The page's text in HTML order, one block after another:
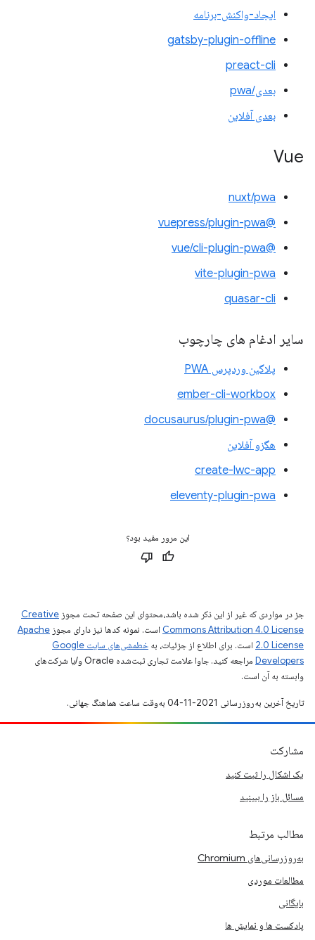
ایجاد-واکنش-برنامه
gatsby-plugin-offline
preact-cli
بعدی/pwa
بعدی آفلاین
Vue
nuxt/pwa
@vuepress/plugin-pwa
@vue/cli-plugin-pwa
vite-plugin-pwa
quasar-cli
سایر ادغام های چارچوب
پلاگین وردپرس PWA
ember-cli-workbox
@docusaurus/plugin-pwa
هگزو آفلاین
create-lwc-app
eleventy-plugin-pwa
این مرور مفید بود؟
جز در مواردی که غیر از این ذکر شده باشد،‌محتوای این صفحه تحت مجوز Creative
Commons Attribution 4.0 License است. نمونه کدها نیز دارای مجوز Apache
2.0 License است. برای اطلاع از جزئیات، به
خطمشی‌های سایت Google
Developers‏
مراجعه کنید. جاوا علامت تجاری ثبت‌شده Oracle و/یا شرکت‌های
وابسته به آن است.
تاریخ آخرین به‌روزرسانی 2021-11-04 به‌وقت ساعت هماهنگ جهانی.
مشارکت
یک اشکال را ثبت کنید
مسائل باز را ببینید
مطالب مرتبط
به‌روزرسانی‌های Chromium
مطالعات موردی
بایگانی
پادکست ها و نمایش ها